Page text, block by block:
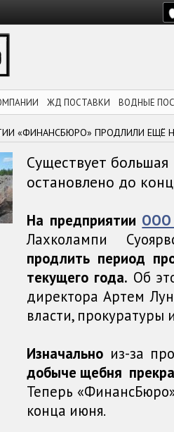
ЖД ПОСТАВКИ ВОДНЫЕ
«ФИНАНСБЮРО» ПРОДЛИЛИ ЕЩЁ
Существует большая
остановлено до
На предприятии ООО
Лахколампи
продлить период
текущего года. Об
директора Артем
власти, прокуратуры
Изначально из-за
добыче щебня
Теперь
конца июня.